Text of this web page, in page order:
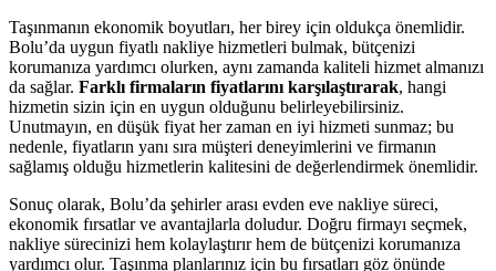
Taşınmanın ekonomik boyutları, her birey için oldukça önemlidir.
Bolu’da uygun fiyatlı nakliye hizmetleri bulmak, bütçenizi
korumanıza yardımcı olurken, aynı zamanda kaliteli hizmet almanızı
da sağlar. Farklı firmaların fiyatlarını karşılaştırarak, hangi
hizmetin sizin için en uygun olduğunu belirleyebilirsiniz.
Unutmayın, en düşük fiyat her zaman en iyi hizmeti sunmaz; bu
nedenle, fiyatların yanı sıra müşteri deneyimlerini ve firmanın
sağlamış olduğu hizmetlerin kalitesini de değerlendirmek önemlidir.
Sonuç olarak, Bolu’da şehirler arası evden eve nakliye süreci,
ekonomik fırsatlar ve avantajlarla doludur. Doğru firmayı seçmek,
nakliye sürecinizi hem kolaylaştırır hem de bütçenizi korumanıza
yardımcı olur. Taşınma planlarınız için bu fırsatları göz önünde